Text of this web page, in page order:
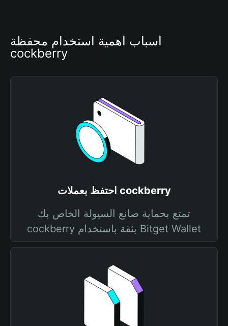
أسباب أهمية استخدام محفظة
cockberry
احتفظ بعملات cockberry
تمتع بحماية صانع السيولة الخاص بك
cockberry بثقة باستخدام Bitget Wallet